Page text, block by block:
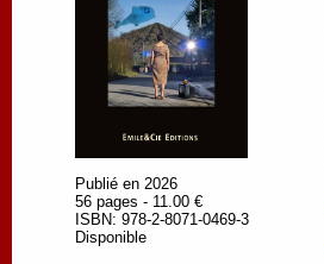
Publié en 2026
56 pages - 11.00 €
ISBN: 978-2-8071-0469-3
Disponible